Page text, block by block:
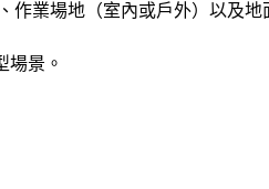
業場地（室內或戶外）以及地
場景。